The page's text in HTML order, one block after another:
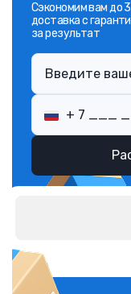
Сэкономим вам до
доставка с
за результат